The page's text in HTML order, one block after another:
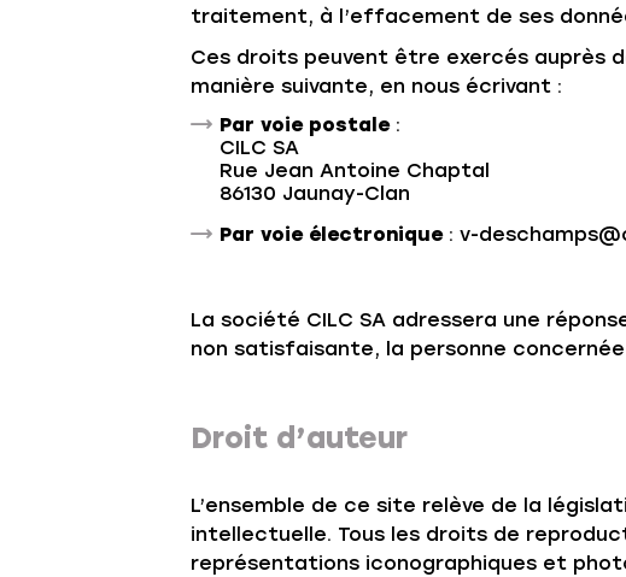
traitement, à l’effacement de ses
Ces droits peuvent être exercés auprès
manière suivante, en nous écrivant :
Par voie postale:
CILC SA
Rue Jean Antoine Chaptal
86130 Jaunay-Clan
Par voie électronique: v-
La société CILC SA adressera une
non satisfaisante, la personne
Droit d’auteur
L’ensemble de ce site relève de la
intellectuelle. Tous les droits de
représentations iconographiques et